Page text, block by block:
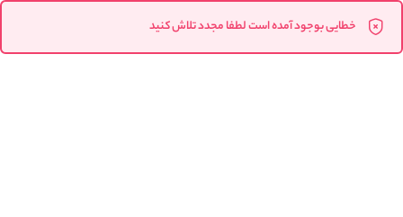
خطایی بوجود آمده است لطفا مجدد تلاش کنید